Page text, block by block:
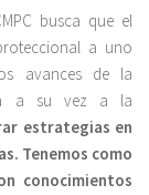
busca que el
a uno
avances de la
a su vez a la
estrategias en
Tenemos como
conocimientos